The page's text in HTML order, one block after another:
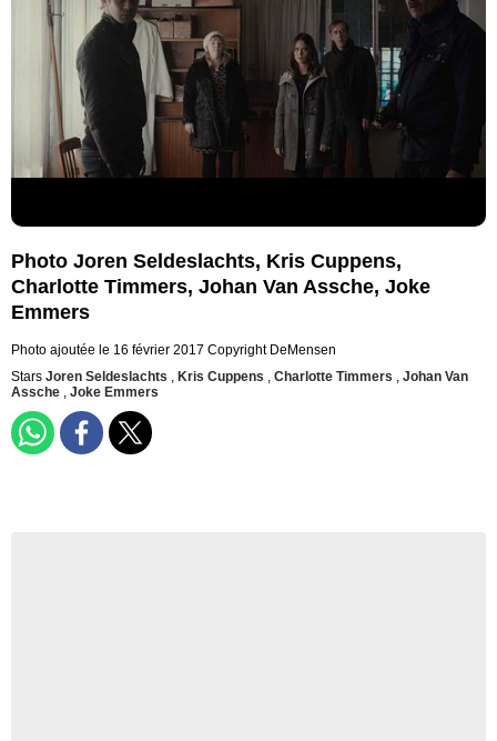
Photo Joren Seldeslachts, Kris Cuppens,
Charlotte Timmers, Johan Van Assche, Joke
Emmers
Photo ajoutée le 16 février 2017 Copyright DeMensen
Stars Joren Seldeslachts , Kris Cuppens , Charlotte Timmers , Johan Van
Assche , Joke Emmers